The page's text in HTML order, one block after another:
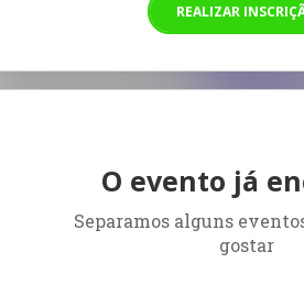
REALIZAR
O evento já
Separamos alguns
gostar